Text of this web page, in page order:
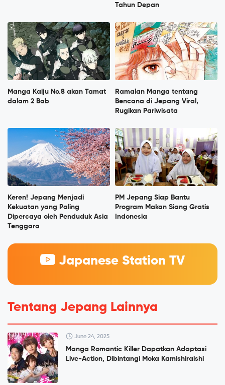
Tahun Depan
Manga Kaiju No.8 akan Tamat
dalam 2 Bab
Ramalan Manga tentang
Bencana di Jepang Viral,
Rugikan Pariwisata
Keren! Jepang Menjadi
Kekuatan yang Paling
Dipercaya oleh Penduduk Asia
Tenggara
PM Jepang Siap Bantu
Program Makan Siang Gratis
Indonesia
Japanese Station TV
Tentang Jepang Lainnya
June 24, 2025
Manga Romantic Killer Dapatkan Adaptasi
Live-Action, Dibintangi Moka Kamishiraishi